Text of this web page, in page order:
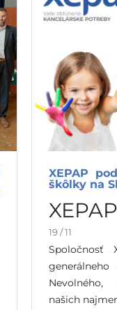
XEPAP
škôlky na
19 / 11
Spoločnosť
našich